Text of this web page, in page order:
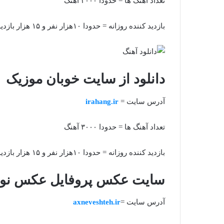
بازدید کننده روزانه = حدودا ۱۰هزار نفر و ۱۵ هزار بازدید
دانلود از سایت خوبان موزیک
آدرس سایت = irahang.ir
تعداد آهنگ ها = حدودا ۳۰۰۰ آهنگ
بازدید کننده روزانه = حدودا ۱۰هزار نفر و ۱۵ هزار بازدید
سایت عکس پروفایل عکس
آدرس سایت =axneveshteh.ir